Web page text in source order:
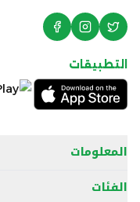
التطبيقات
المعلومات
الفئات